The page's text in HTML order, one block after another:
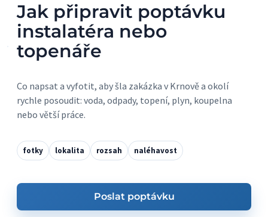
Jak připravit poptávku
instalatéra nebo
topenáře
Co napsat a vyfotit, aby šla zakázka v Krnově a okolí
rychle posoudit: voda, odpady, topení, plyn, koupelna
nebo větší práce.
fotky lokalita rozsah naléhavost
Poslat poptávku